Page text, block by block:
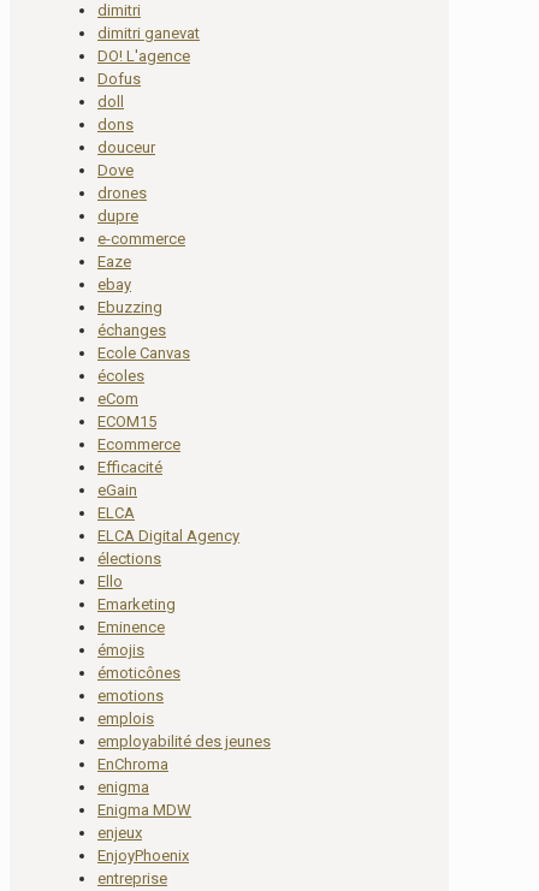
dimitri
dimitri ganevat
DO! L'agence
Dofus
doll
dons
douceur
Dove
drones
dupre
e-commerce
Eaze
ebay
Ebuzzing
échanges
Ecole Canvas
écoles
eCom
ECOM15
Ecommerce
Efficacité
eGain
ELCA
ELCA Digital Agency
élections
Ello
Emarketing
Eminence
émojis
émoticônes
emotions
emplois
employabilité des jeunes
EnChroma
enigma
Enigma MDW
enjeux
EnjoyPhoenix
entreprise